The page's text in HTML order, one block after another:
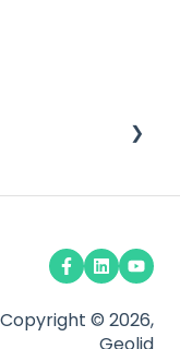
Copyright © 2026,
Geolid